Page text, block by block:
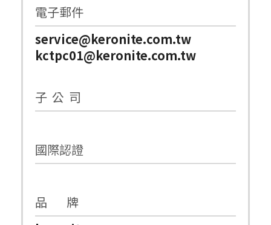
電子郵件
service@keronite.com.tw
kctpc01@keronite.com.tw
子 公 司
國際認證
品 牌